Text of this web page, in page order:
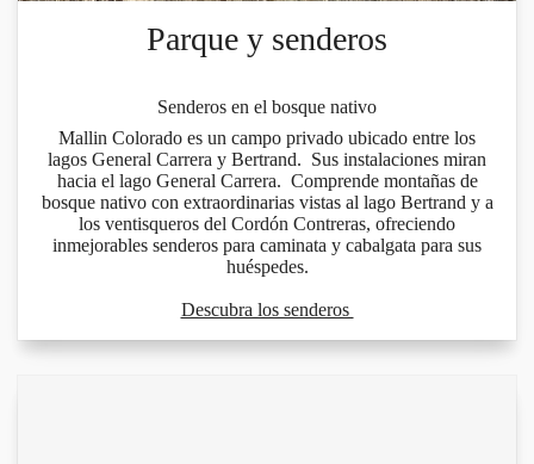
Parque y senderos
Senderos en el bosque nativo
Mallin Colorado es un campo privado ubicado entre los
lagos General Carrera y Bertrand. Sus instalaciones miran
hacia el lago General Carrera. Comprende montañas de
bosque nativo con extraordinarias vistas al lago Bertrand y a
los ventisqueros del Cordón Contreras, ofreciendo
inmejorables senderos para caminata y cabalgata para sus
huéspedes.
Descubra los senderos